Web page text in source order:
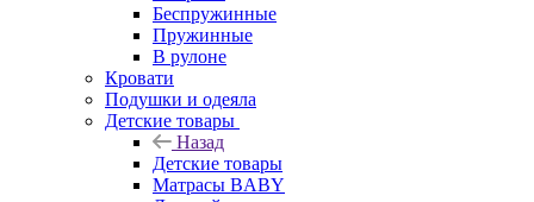
Беспружинные
Пружинные
В рулоне
Кровати
Подушки и одеяла
Детские товары
Назад
Детские товары
Матрасы BABY